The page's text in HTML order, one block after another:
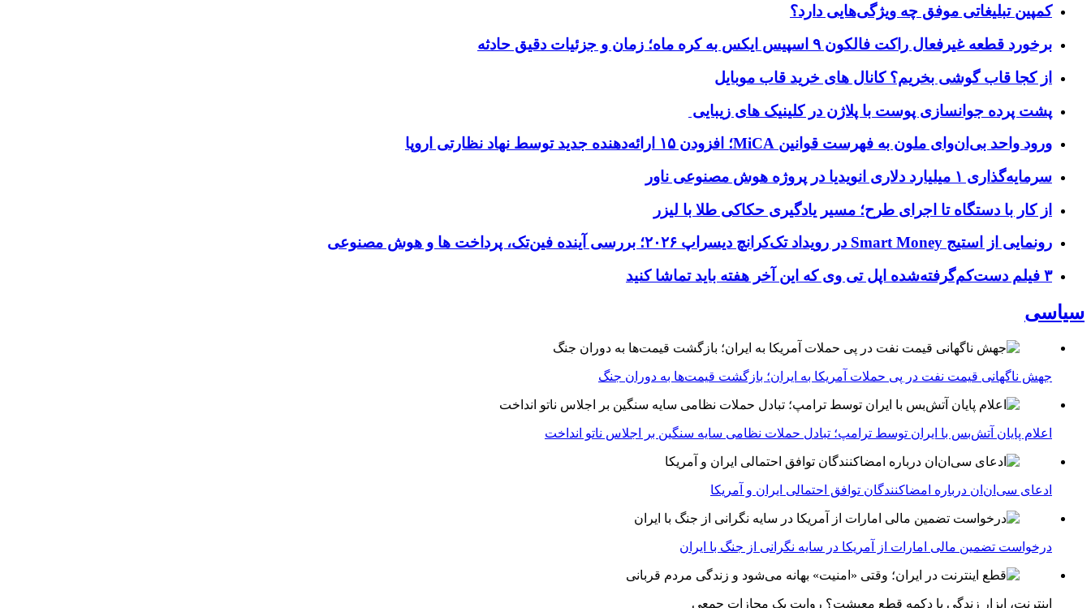
کمپین تبلیغاتی موفق چه ویژگی‌هایی دارد؟
برخورد قطعه غیرفعال راکت فالکون ۹ اسپیس ایکس به کره ماه؛ زمان و جزئیات دقیق حادثه
از کجا قاب گوشی بخریم؟ کانال های خرید قاب موبایل
پشت پرده جوانسازی پوست با پلاژن در کلینیک های زیبایی
ورود واحد بی‌ان‌وای ملون به فهرست قوانین MiCA؛ افزودن ۱۵ ارائه‌دهنده جدید توسط نهاد نظارتی اروپا
سرمایه‌گذاری ۱ میلیارد دلاری انویدیا در پروژه هوش مصنوعی ناور
از کار با دستگاه تا اجرای طرح؛ مسیر یادگیری حکاکی طلا با لیزر
رونمایی از استیج Smart Money در رویداد تک‌کرانچ دیسراپ ۲۰۲۶؛ بررسی آینده فین‌تک، پرداخت‌ ها و هوش مصنوعی
۳ فیلم دست‌کم‌گرفته‌شده اپل تی وی که این آخر هفته باید تماشا کنید
سیاسی
جهش ناگهانی قیمت نفت در پی حملات آمریکا به ایران؛ بازگشت قیمت‌ها به دوران جنگ
اعلام پایان آتش‌بس با ایران توسط ترامپ؛ تبادل حملات نظامی سایه سنگین بر اجلاس ناتو انداخت
ادعای سی‌ان‌ان درباره امضاکنندگان توافق احتمالی ایران و آمریکا
درخواست تضمین مالی امارات از آمریکا در سایه نگرانی از جنگ با ایران
اینترنت، ابزار زندگی یا دکمه قطع معیشت؟ روایت یک مجازات جمعی